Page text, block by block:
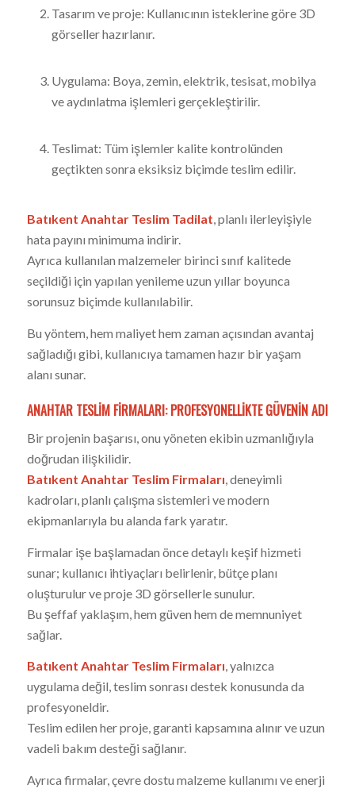
Tasarım ve proje: Kullanıcının isteklerine göre 3D
görseller hazırlanır.
Uygulama: Boya, zemin, elektrik, tesisat, mobilya
ve aydınlatma işlemleri gerçekleştirilir.
Teslimat: Tüm işlemler kalite kontrolünden
geçtikten sonra eksiksiz biçimde teslim edilir.
Batıkent Anahtar Teslim Tadilat, planlı ilerleyişiyle
hata payını minimuma indirir.
Ayrıca kullanılan malzemeler birinci sınıf kalitede
seçildiği için yapılan yenileme uzun yıllar boyunca
sorunsuz biçimde kullanılabilir.
Bu yöntem, hem maliyet hem zaman açısından avantaj
sağladığı gibi, kullanıcıya tamamen hazır bir yaşam
alanı sunar.
ANAHTAR TESLIM FIRMALARI: PROFESYONELLIKTE GÜVENIN ADI
Bir projenin başarısı, onu yöneten ekibin uzmanlığıyla
doğrudan ilişkilidir.
Batıkent Anahtar Teslim Firmaları, deneyimli
kadroları, planlı çalışma sistemleri ve modern
ekipmanlarıyla bu alanda fark yaratır.
Firmalar işe başlamadan önce detaylı keşif hizmeti
sunar; kullanıcı ihtiyaçları belirlenir, bütçe planı
oluşturulur ve proje 3D görsellerle sunulur.
Bu şeffaf yaklaşım, hem güven hem de memnuniyet
sağlar.
Batıkent Anahtar Teslim Firmaları, yalnızca
uygulama değil, teslim sonrası destek konusunda da
profesyoneldir.
Teslim edilen her proje, garanti kapsamına alınır ve uzun
vadeli bakım desteği sağlanır.
Ayrıca firmalar, çevre dostu malzeme kullanımı ve enerji